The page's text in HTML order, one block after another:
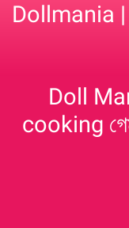
Dollmania |
Doll
cooking